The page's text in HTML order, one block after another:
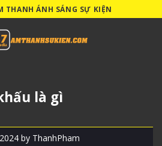
THANH ÁNH SÁNG SỰ KIỆN
là gì
by ThanhPham